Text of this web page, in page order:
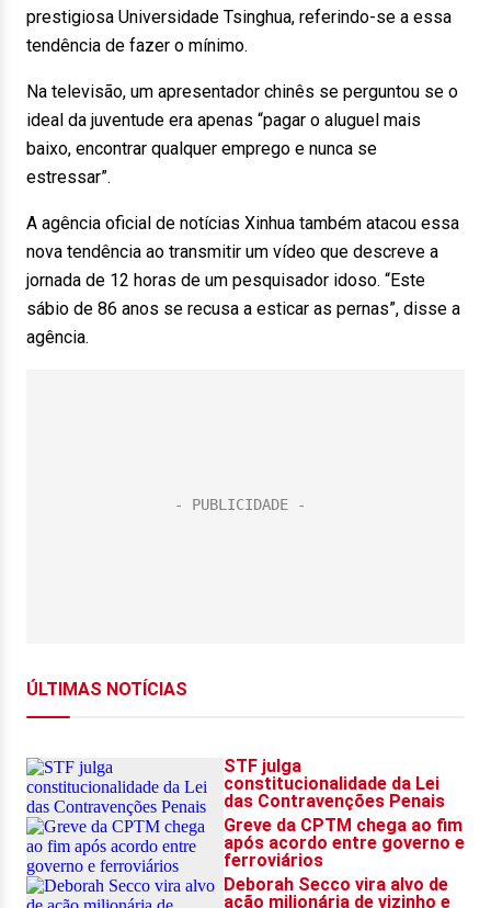
prestigiosa Universidade Tsinghua, referindo-se a essa
tendência de fazer o mínimo.
Na televisão, um apresentador chinês se perguntou se o
ideal da juventude era apenas “pagar o aluguel mais
baixo, encontrar qualquer emprego e nunca se
estressar”.
A agência oficial de notícias Xinhua também atacou essa
nova tendência ao transmitir um vídeo que descreve a
jornada de 12 horas de um pesquisador idoso. “Este
sábio de 86 anos se recusa a esticar as pernas”, disse a
agência.